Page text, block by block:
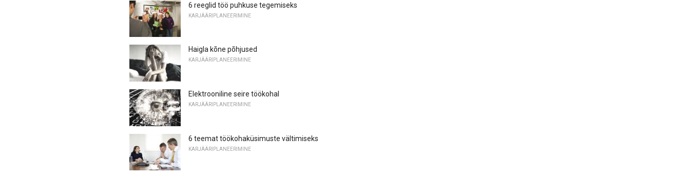
6 reeglid töö puhkuse tegemiseks
KARJÄÄRIPLANEERIMINE
Haigla kõne põhjused
KARJÄÄRIPLANEERIMINE
Elektrooniline seire töökohal
KARJÄÄRIPLANEERIMINE
6 teemat töökohaküsimuste vältimiseks
KARJÄÄRIPLANEERIMINE